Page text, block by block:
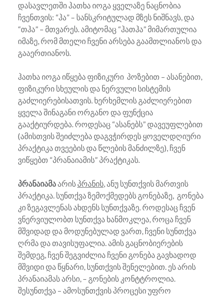
დასავლეთში ჰათხა იოგა ყველაზე ნაცნობია
ჩვენთვის: “ჰა” – სანსკრიტულად მზეს ნიშნავს, და
“თჰა” – მთვარეს. ამიტომაც “ჰათჰა” მიმართულია
იმაზე, რომ მთელი ჩვენი არსება გაამთლიანოს და
გააერთიანოს.
ჰათხა იოგა იწყება ფიზიკური პოზებით – ასანებით,
ფიზიკური სხეულის და ნერვული სისტემის
გაძლიერებისათვის. ხერხემლის გაძლიერებით
ყველა შინაგანი ორგანო და ფუნქცია
გააქტიურდება. როდესაც “ასანებს” დავეუფლებით
(ამისთვის შეიძლება დაგვჭირდეს ყოველდღიური
პრაქტიკა თვეების და წლების მანძილზე), ჩვენ
ვიწყებთ “პრანაიამის” პრაქტიკას.
პრანაიამაარისპრანის, ანუ სუნთქვის მართვის
პრაქტიკა. სუნთქვა ზემოქმედებს გონებაზე, გონება
კი ზეგავლენას ახდენს სუნთქვაზე. როდესაც ჩვენ
ვნერვიულობთ სუნთქვა ხანმოკლეა, როცა ჩვენ
მშვიდად და მოდუნებულად ვართ, ჩვენი სუნთქვა
ღრმა და თავისუფალია. ამის გაცნობიერების
შემდეგ, ჩვენ შეგვიძლია ჩვენი გონება გავხადოდ
მშვიდი და წყნარი, სუნთქვის შენელებით. ეს არის
პრანაიამას არსი, – გონების კონტტროლია.
შესუნთქვა – ამოსუნთქვის პროცესი უფრო